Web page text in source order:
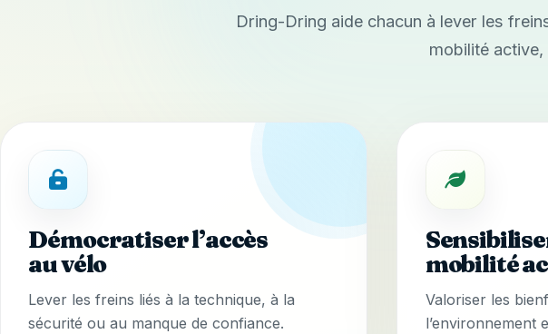
Dring-Dring aide chacun à lever les
mobilité
Démocratiser l’accès
au vélo
Lever les freins liés à la technique, à la
sécurité ou au manque de confiance.
mobilité
Valoriser les
l’environnement